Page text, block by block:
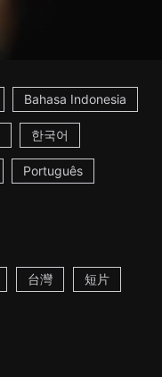
Bahasa Indonesia
한국어
Português
台灣 短片